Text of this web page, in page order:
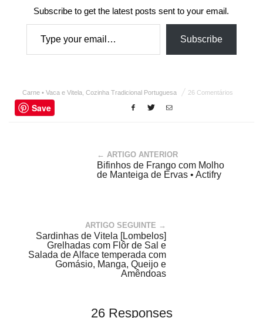
Subscribe to get the latest posts sent to your email.
Type your email…
Subscribe
Carne • Vaca e Vitela, Cozinha Tradicional Portuguesa 26 Comentários
Save
← ARTIGO ANTERIOR
Bifinhos de Frango com Molho
de Manteiga de Ervas • Actifry
ARTIGO SEGUINTE →
Sardinhas de Vitela [Lombelos]
Grelhadas com Flôr de Sal e
Salada de Alface temperada com
Gomásio, Manga, Queijo e
Amêndoas
26 Responses